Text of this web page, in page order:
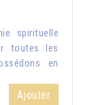
spirituelle
toutes les
en
Ajouter